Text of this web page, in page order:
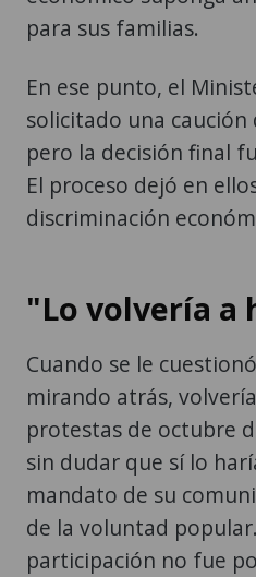
En ese punto, el
pero la decisión final
El proceso dejó en
discriminación
Cuando se le cuestionó
protestas de octubre
sin dudar que sí lo
mandato de su
de la voluntad
participación no fue
sino como
Cantones y que las